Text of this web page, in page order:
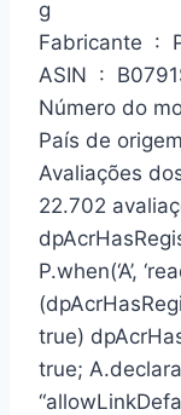
g
ASIN ‏ :
Avaliações
22.702
P.when(‘A’,
true)
true;